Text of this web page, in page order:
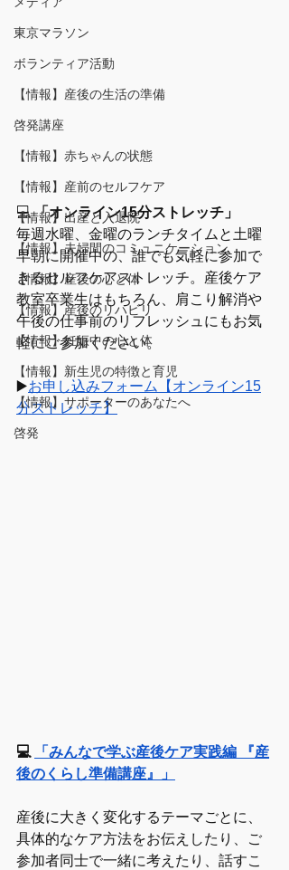
東京マラソン
ボランティア活動
【情報】産後の生活の準備
啓発講座
【情報】赤ちゃんの状態
【情報】産前のセルフケア
【情報】出産と入退院
【情報】夫婦間のコミュニケーション
【情報】産後の心と体
【情報】産後のリハビリ
【情報】妊娠中の心と体
【情報】新生児の特徴と育児
【情報】サポーターのあなたへ
啓発
💻 「オンライン15分ストレッチ」
毎週水曜、金曜のランチタイムと土曜
早朝に開催中の、誰でも気軽に参加で
きるセルフケアストレッチ。産後ケア
教室卒業生はもちろん、肩こり解消や
午後の仕事前のリフレッシュにもお気
軽にご参加ください。
▶️お申し込みフォーム【オンライン15
分ストレッチ】
💻
「みんなで学ぶ産後ケア実践編 『産
後のくらし準備講座』」
産後に大きく変化するテーマごとに、
具体的なケア方法をお伝えしたり、ご
参加者同士で一緒に考えたり、話すこ